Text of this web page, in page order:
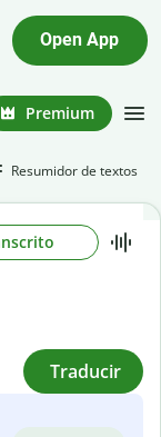
Open App
Premium
Resumidor de textos
Traducir